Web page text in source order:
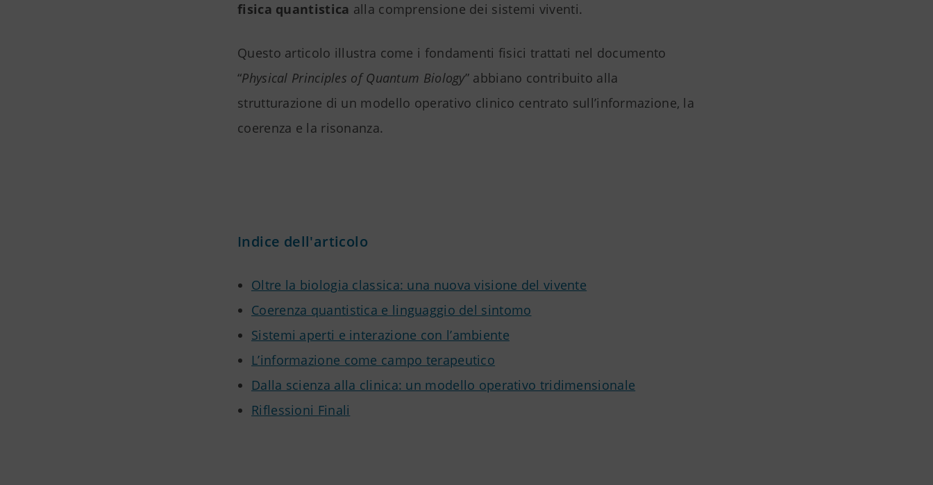
fisica quantistica alla comprensione dei sistemi viventi.
Questo articolo illustra come i fondamenti fisici trattati nel documento
“Physical Principles of Quantum Biology” abbiano contribuito alla
strutturazione di un modello operativo clinico centrato sull’informazione, la
coerenza e la risonanza.
Indice dell'articolo
Oltre la biologia classica: una nuova visione del vivente
Coerenza quantistica e linguaggio del sintomo
Sistemi aperti e interazione con l’ambiente
L’informazione come campo terapeutico
Dalla scienza alla clinica: un modello operativo tridimensionale
Riflessioni Finali